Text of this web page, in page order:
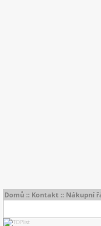
Domů :: Kontakt :: Nákupní